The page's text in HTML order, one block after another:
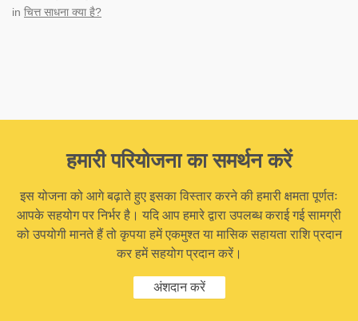
in चित्त साधना क्या है?
हमारी परियोजना का समर्थन करें
इस योजना को आगे बढ़ाते हुए इसका विस्तार करने की हमारी क्षमता पूर्णतः
आपके सहयोग पर निर्भर है। यदि आप हमारे द्वारा उपलब्ध कराई गई सामग्री
को उपयोगी मानते हैं तो कृपया हमें एकमुश्त या मासिक सहायता राशि प्रदान
कर हमें सहयोग प्रदान करें।
अंशदान करें